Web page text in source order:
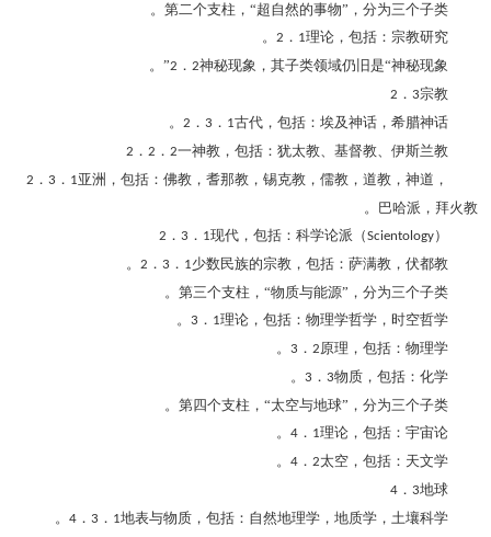
第二个支柱，“超自然的事物”，分为三个子类。
2 ． 1理论，包括：宗教研究。
2 ． 2神秘现象，其子类领域仍旧是“神秘现象”。
2 ． 3宗教
2 ． 3 ． 1古代，包括：埃及神话，希腊神话。
2 ． 2 ． 2一神教，包括：犹太教、基督教、伊斯兰教
2 ． 3 ． 1亚洲，包括：佛教，耆那教，锡克教，儒教，道教，神道，
巴哈派，拜火教。
2 ． 3 ． 1现代，包括：科学论派（Scientology）
2 ． 3 ． 1少数民族的宗教，包括：萨满教，伏都教。
第三个支柱，“物质与能源”，分为三个子类。
3 ． 1理论，包括：物理学哲学，时空哲学。
3 ． 2原理，包括：物理学。
3 ． 3物质，包括：化学。
第四个支柱，“太空与地球”，分为三个子类。
4 ． 1理论，包括：宇宙论。
4 ． 2太空，包括：天文学。
4 ． 3地球
4 ． 3 ． 1地表与物质，包括：自然地理学，地质学，土壤科学。